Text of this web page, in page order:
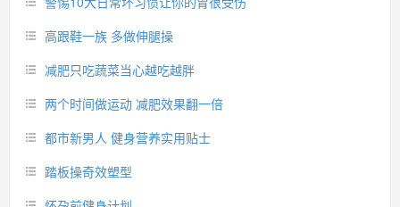
高跟鞋一族 多做伸腿操
减肥只吃蔬菜当心越吃越胖
两个时间做运动 减肥效果翻一倍
都市新男人 健身营养实用贴士
踏板操奇效塑型